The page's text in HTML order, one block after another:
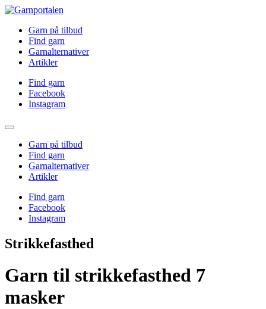
Garn på tilbud
Find garn
Garnalternativer
Artikler
Find garn
Facebook
Instagram
Garn på tilbud
Find garn
Garnalternativer
Artikler
Find garn
Facebook
Instagram
Strikkefasthed
Garn til strikkefasthed 7
masker